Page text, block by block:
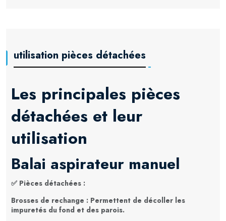
utilisation pièces détachées
Les principales pièces
détachées et leur
utilisation
Balai aspirateur manuel
✅ Pièces détachées :
Brosses de rechange : Permettent de décoller les
impuretés du fond et des parois.